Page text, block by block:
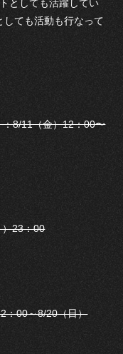
としても活躍してい
しても活動も行なって
8/11（金）12：00〜
23：00
：00～8/20（日）